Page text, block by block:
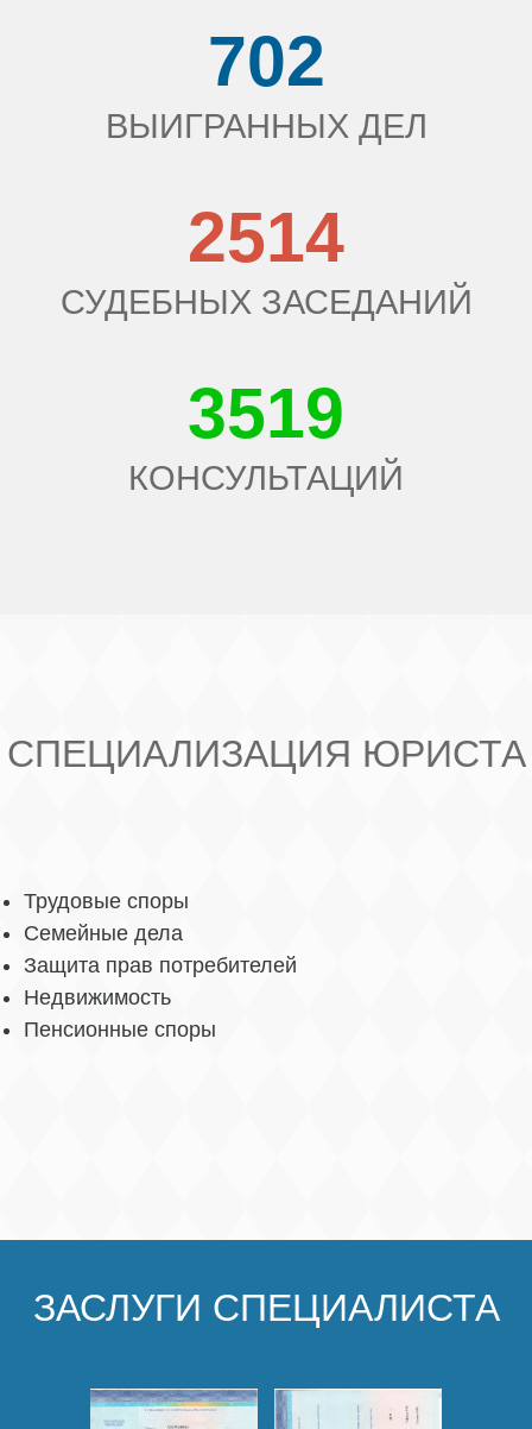
702
ВЫИГРАННЫХ ДЕЛ
2514
СУДЕБНЫХ ЗАСЕДАНИЙ
3519
КОНСУЛЬТАЦИЙ
СПЕЦИАЛИЗАЦИЯ ЮРИСТА
Трудовые споры
Семейные дела
Защита прав потребителей
Недвижимость
Пенсионные споры
ЗАСЛУГИ СПЕЦИАЛИСТА